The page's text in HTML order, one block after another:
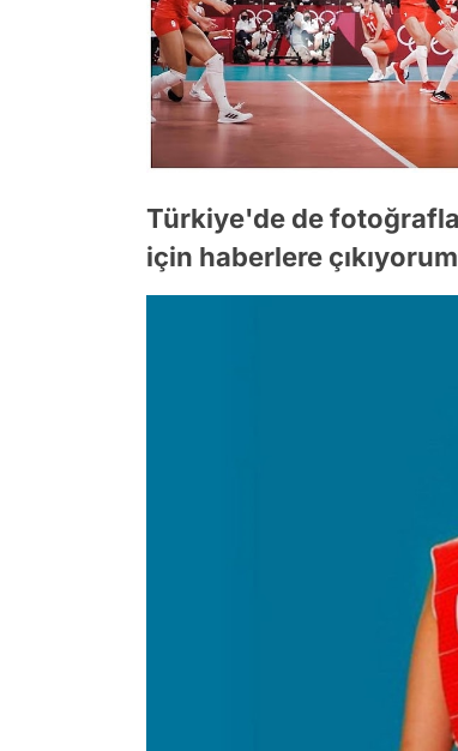
Türkiye'de de
için haberlere